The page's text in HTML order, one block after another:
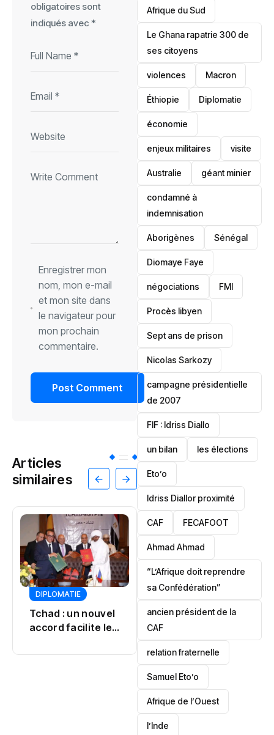
obligatoires sont
indiqués avec *
Enregistrer mon
nom, mon e-mail
et mon site dans
le navigateur pour
mon prochain
commentaire.
Articles
similaires
CULTURE
DIPLOMATIE
POLITIQUE
Djidji Ayôkwé : un
dépasse le
JUSTICE
POLITIQUE
crise à Osun
Afrique du Sud
Le Ghana rapatrie 300 de
ses citoyens
violences Macron
Éthiopie Diplomatie
économie
enjeux militaires visite
‎Australie géant minier
condamné à
indemnisation
Aborigènes Sénégal
Diomaye Faye
négociations FMI
Procès libyen
Sept ans de prison
Nicolas Sarkozy
campagne présidentielle
de 2007
‎FIF : Idriss Diallo
un bilan les élections
Eto’o
Idriss Diallor proximité
CAF FECAFOOT
‎Ahmad Ahmad
“L’Afrique doit reprendre
sa Confédération”
ancien président de la
CAF
relation fraternelle
Samuel Eto’o
Afrique de l’Ouest
l’Inde